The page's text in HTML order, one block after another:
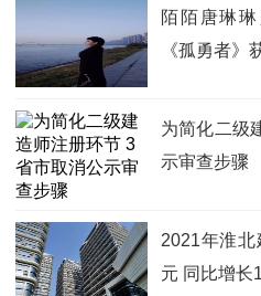
陌陌唐琳
《孤勇者》
为简化二级
示审查步骤
2021年淮
元 同比增长